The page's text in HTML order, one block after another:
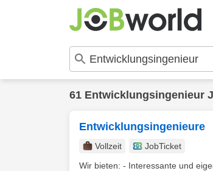
61 Entwicklungsingenieur
Entwicklungsingenieure
Vollzeit
JobTicket
Wir bieten: - Interessante und